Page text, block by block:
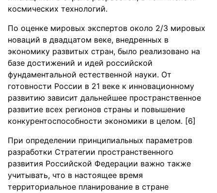
космических технологий.
По оценке мировых экспертов около 2/3 мировых
новаций в двадцатом веке, внедренных в
экономику развитых стран, было реализовано на
базе достижений и идей российской
фундаментальной естественной науки. От
готовности России в 21 веке к инновационному
развитию зависит дальнейшее пространственное
развитие всех регионов страны и повышение
конкурентоспособности экономики в целом. [6]
При определении принципиальных параметров
разработки Стратегии пространственного
развития Российской Федерации важно также
учитывать, что в настоящее время
территориальное планирование в стране